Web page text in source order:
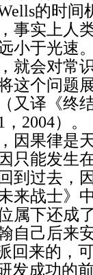
的时间
事实上人
小于光速
会对常
这个问题
又译《终
2004）。
因果律是
只能发生
到过去，
来战士》
属下还成
自己后来
回来的，
发成功的